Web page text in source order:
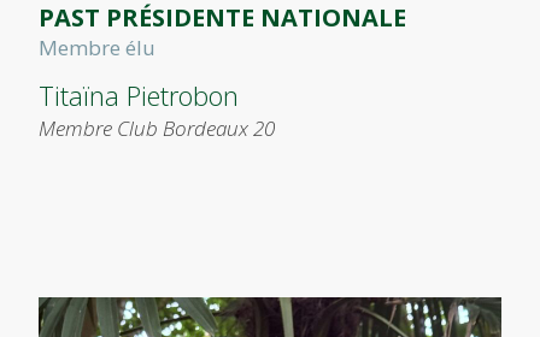
PAST PRÉSIDENTE NATIONALE
Membre élu
Titaïna Pietrobon
Membre Club Bordeaux 20